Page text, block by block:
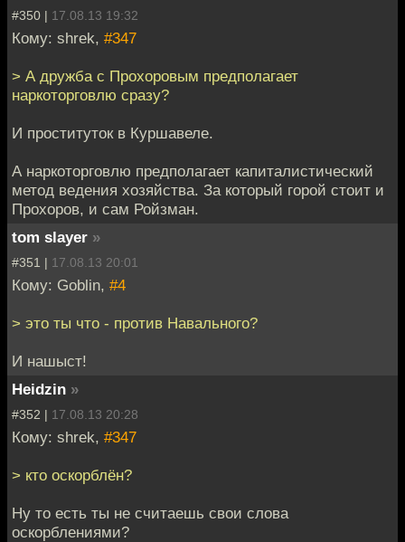
#350 | 17.08.13 19:32
Кому: shrek, #347
> А дружба с Прохоровым предполагает
наркоторговлю сразу?
И проституток в Куршавеле.
А наркоторговлю предполагает капиталистический
метод ведения хозяйства. За который горой стоит и
Прохоров, и сам Ройзман.
tom slayer »
#351 | 17.08.13 20:01
Кому: Goblin, #4
> это ты что - против Навального?
И нашыст!
Heidzin »
#352 | 17.08.13 20:28
Кому: shrek, #347
> кто оскорблён?
Ну то есть ты не считаешь свои слова
оскорблениями?